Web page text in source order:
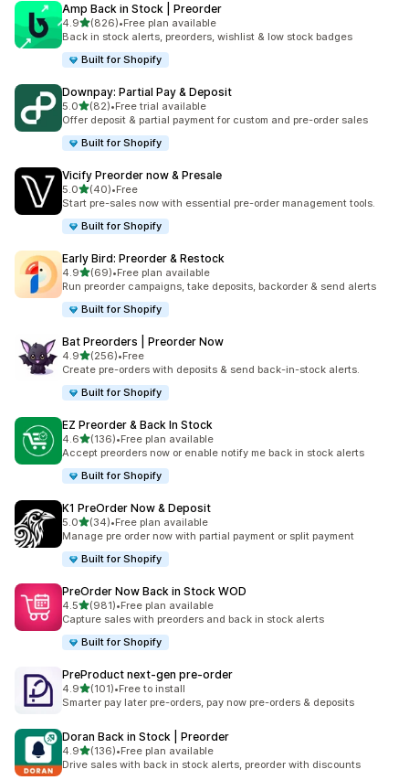
Amp Back in Stock | Preorder
4.9별 5개 중
(826)
총 리뷰 826개
•Free plan available
Back in stock alerts, preorders, wishlist & low stock badges
Built for Shopify
Downpay: Partial Pay & Deposit
5.0별 5개 중
(82)
총 리뷰 82개
•Free trial available
Offer deposit & partial payment for custom and pre-order sales
Built for Shopify
Vicify Preorder now & Presale
5.0별 5개 중
(40)
총 리뷰 40개
•Free
Start pre-sales now with essential pre-order management tools.
Built for Shopify
Early Bird: Preorder & Restock
4.9별 5개 중
(69)
총 리뷰 69개
•Free plan available
Run preorder campaigns, take deposits, backorder & send alerts
Built for Shopify
Bat Preorders | Preorder Now
4.9별 5개 중
(256)
총 리뷰 256개
•Free
Create pre-orders with deposits & send back-in-stock alerts.
Built for Shopify
EZ Preorder & Back In Stock
4.6별 5개 중
(136)
총 리뷰 136개
•Free plan available
Accept preorders now or enable notify me back in stock alerts
Built for Shopify
K1 PreOrder Now & Deposit
5.0별 5개 중
(34)
총 리뷰 34개
•Free plan available
Manage pre order now with partial payment or split payment
Built for Shopify
PreOrder Now Back in Stock WOD
4.5별 5개 중
(981)
총 리뷰 981개
•Free plan available
Capture sales with preorders and back in stock alerts
Built for Shopify
PreProduct next‑gen pre‑order
4.9별 5개 중
(101)
총 리뷰 101개
•Free to install
Smarter pay later pre-orders, pay now pre-orders & deposits
Doran Back in Stock | Preorder
4.9별 5개 중
(136)
총 리뷰 136개
•Free plan available
Drive sales with back in stock alerts, preorder with discounts